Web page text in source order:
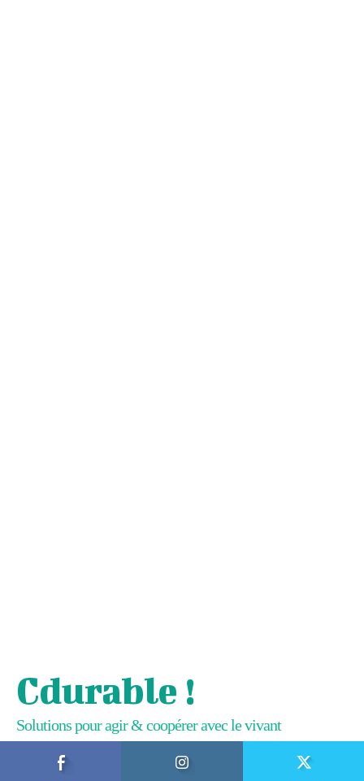
Cdurable !
Solutions pour agir & coopérer avec le vivant